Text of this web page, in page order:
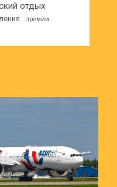
отдых
премии